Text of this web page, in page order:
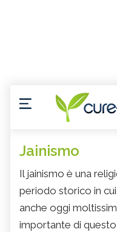
Jainismo
Il jainismo è una
periodo storico in
anche oggi
importante di